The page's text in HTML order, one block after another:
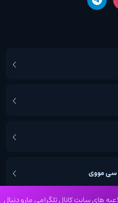
های سایت کانال تلگرامی مارو دنبال
سی مووی